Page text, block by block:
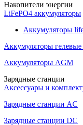
Накопители энергии
LiFePO4 аккумуляторы
Аккумуляторы
Аккумуляторы
Аккумуляторы AGM
Зарядные станции
Аксессуары и
Зарядные станции AC
Зарядные станции DC